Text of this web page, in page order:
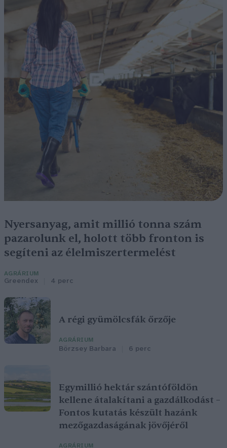
Nyersanyag, amit millió tonna szám
pazarolunk el, holott több fronton is
segíteni az élelmiszertermelést
AGRÁRIUM
Greendex 4 perc
A régi gyümölcsfák őrzője
AGRÁRIUM
Börzsey Barbara 6 perc
Egymillió hektár szántóföldön
kellene átalakítani a gazdálkodást –
Fontos kutatás készült hazánk
mezőgazdaságának jövőjéről
AGRÁRIUM